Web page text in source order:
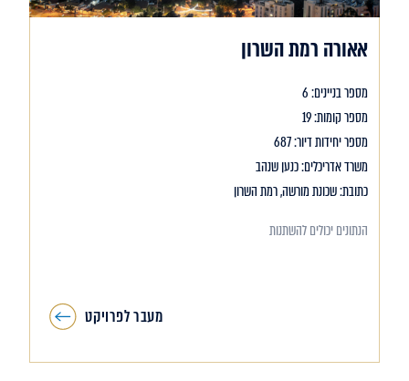
אאורה רמת השרון
מספר בניינים: 6
מספר קומות: 19
מספר יחידות דיור: 687
משרד אדריכלים: כנען שנהב
כתובת: שכונת מורשה, רמת השרון
הנתונים יכולים להשתנות
מעבר לפרויקט